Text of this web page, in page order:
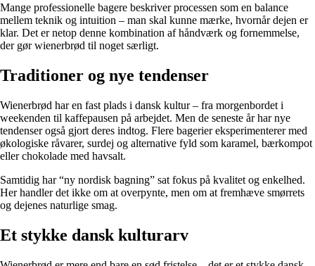
Mange professionelle bagere beskriver processen som en balance
mellem teknik og intuition – man skal kunne mærke, hvornår dejen er
klar. Det er netop denne kombination af håndværk og fornemmelse,
der gør wienerbrød til noget særligt.
Traditioner og nye tendenser
Wienerbrød har en fast plads i dansk kultur – fra morgenbordet i
weekenden til kaffepausen på arbejdet. Men de seneste år har nye
tendenser også gjort deres indtog. Flere bagerier eksperimenterer med
økologiske råvarer, surdej og alternative fyld som karamel, bærkompot
eller chokolade med havsalt.
Samtidig har “ny nordisk bagning” sat fokus på kvalitet og enkelhed.
Her handler det ikke om at overpynte, men om at fremhæve smørrets
og dejenes naturlige smag.
Et stykke dansk kulturarv